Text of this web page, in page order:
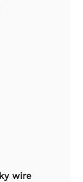
wire